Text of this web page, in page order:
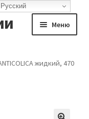
Меню
жидкий, 470
Русский